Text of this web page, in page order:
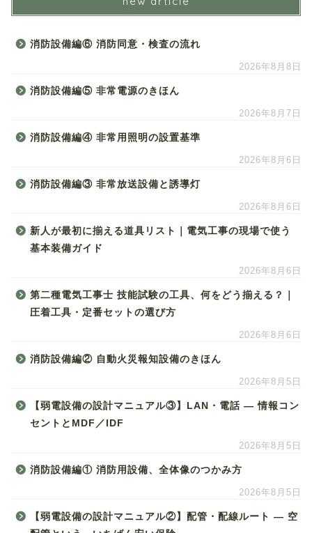
消防設備編⑥ 消防同意・検査の流れ
2026年8月8日
消防設備編⑤ 非常電源のきほん
2026年8月7日
消防設備編④ 非常用照明の設置基準
2026年8月6日
消防設備編③ 非常放送設備と誘導灯
2026年8月6日
新人が最初に揃える道具リスト｜電気工事の現場で使う
基本装備ガイド
2026年8月6日
第二種電気工事士 技能試験の工具、何をどう揃える？｜
圧着工具・定番セットの選び方
2026年8月6日
消防設備編② 自動火災報知設備のきほん
2026年8月5日
【弱電設備の設計マニュアル③】LAN・電話 ― 情報コン
セントとMDF／IDF
2026年8月5日
消防設備編① 消防用設備、全体像のつかみ方
2026年8月5日
【弱電設備の設計マニュアル②】配管・配線ルート ― 空